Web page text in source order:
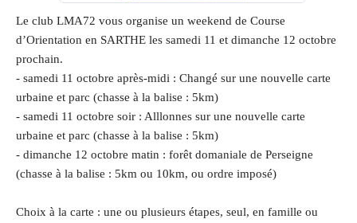
Le club LMA72 vous organise un weekend de Course
d’Orientation en SARTHE les samedi 11 et dimanche 12 octobre
prochain.
- samedi 11 octobre après-midi : Changé sur une nouvelle carte
urbaine et parc (chasse à la balise : 5km)
- samedi 11 octobre soir : Alllonnes sur une nouvelle carte
urbaine et parc (chasse à la balise : 5km)
- dimanche 12 octobre matin : forêt domaniale de Perseigne
(chasse à la balise : 5km ou 10km, ou ordre imposé)
Choix à la carte : une ou plusieurs étapes, seul, en famille ou